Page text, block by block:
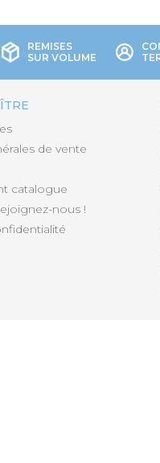
REMISES
SUR VOLUME
de vente
catalogue
nous !